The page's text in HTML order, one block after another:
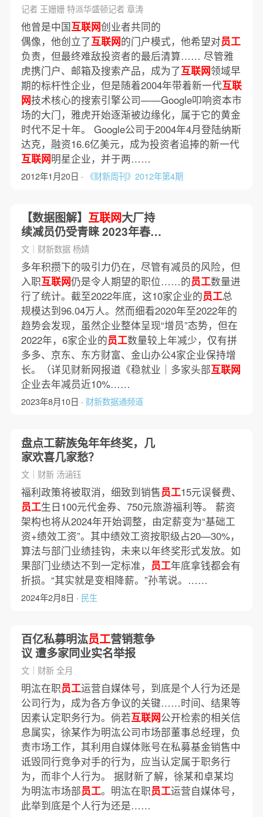
记者 王姗姗 特派华盛顿记者 章涛
他曾是中国互联网创业者共同的
偶像，他创立了互联网的门户模式，他希望对员工
负责，但最终难敌投资者的最后清算…… 尽管雅
虎携门户、邮箱及搜索产品，成为了互联网领域早
期的标杆性企业，但是随着2004年带着新一代互联
网技术核心的搜索引擎公司——Google叩响资本市
场的大门，雅虎开始逐渐被边缘化，属于它的黄金
时代不足十年。 Google公司于2004年4月登陆纳斯
达克，融资16.6亿美元，成为投资者追捧的新一代
互联网明星企业，并于两……
2012年1月20日 · 《财新周刊》2012年第4期
【数据图解】 互联网大厂持
续减员仍受青睐 2023年春招
供需比明显提高
文｜财新数据 杨婧
多年积攒下的吸引力仍在，尽管有减员的风险，但
入职互联网仍是令人期望的职位……的员工数量进
行了统计。截至2022年底，这10家企业的员工总
规模达到96.04万人。然而细看2020年至2022年的
趋势会发现，虽然企业整体呈现“增员”态势，但在
2022年，6家企业的员工数量较上年减少，仅有拼
多多、京东、东方财富、金山办公4家企业保持增
长。（详见财新网报道《稳就业｜多家头部互联网
企业去年减员近10%……
2023年8月10日 · 财新数据通频道
盘点工薪族兔年年终奖，几
家欢喜几家愁？
文｜财新 汤涵钰
福利政策将被取消，细致到销售员工15元误餐费、
员工生日100元代金券、750元旅游福利等。 薪资
架构也将从2024年开始调整，由定薪变为“基础工
资+绩效工资”。其中绩效工资按职级占20—30%，
算法与部门业绩挂钩，未来以年终奖形式发放。如
果部门业绩达不到一定标准， 员工年底拿钱都会有
折损。“其实就是变相降薪。”孙苇说。……
2024年2月8日 · 民生
百亿私募明汯员工营销惹争
议 遭多家同业实名举报
文｜财新 全月
明汯在职员工运营自媒体号，到底是个人行为还是
公司行为，成为各方争议的关键……时间、结果等
因素认定职务行为。倘若互联网公开检索的相关信
息属实，徐某作为明汯公司市场部董事总经理，负
责市场工作，其利用自媒体账号在私募基金销售中
诋毁同行竞争对手的行为，应当认定属于职务行
为，而非个人行为。 据财新了解，徐某和卓某均
为明汯市场部员工。明汯在职员工运营自媒体号，
此举到底是个人行为还是……